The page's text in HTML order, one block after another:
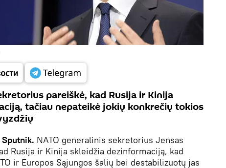
pareiškė, kad Rusija ir Kinija
tačiau nepateikė jokių konkrečių tokios
Sputnik. NATO generalinis sekretorius Jensas
Rusija ir Kinija skleidžia dezinformaciją, kad
ir Europos Sąjungos šalių bei destabilizuotų jas